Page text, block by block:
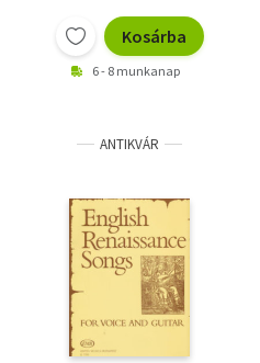
Kosárba
6 - 8 munkanap
ANTIKVÁR